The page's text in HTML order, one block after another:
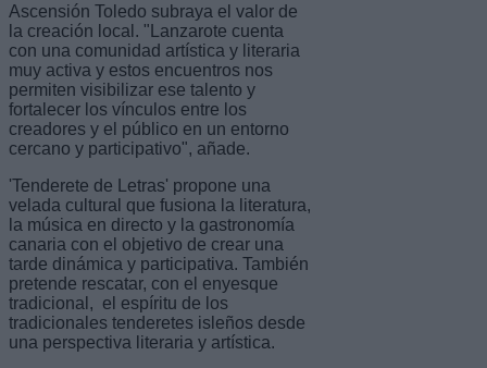
Ascensión Toledo subraya el valor de
la creación local. "Lanzarote cuenta
con una comunidad artística y literaria
muy activa y estos encuentros nos
permiten visibilizar ese talento y
fortalecer los vínculos entre los
creadores y el público en un entorno
cercano y participativo", añade.
'Tenderete de Letras' propone una
velada cultural que fusiona la literatura,
la música en directo y la gastronomía
canaria con el objetivo de crear una
tarde dinámica y participativa. También
pretende rescatar, con el enyesque
tradicional, el espíritu de los
tradicionales tenderetes isleños desde
una perspectiva literaria y artística.